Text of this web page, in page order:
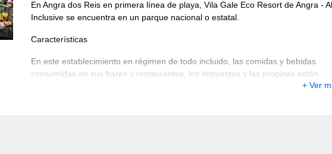
Next
En Angra dos Reis en primera línea de playa, Vila Gale Eco Resort de Angra -
Inclusive se encuentra en un parque nacional o estatal.
Características
En este establecimiento en régimen de todo incluido, las comidas y bebidas
consumidas en sus bares y restaurantes, los impuestos y las propinas están
+ Ver